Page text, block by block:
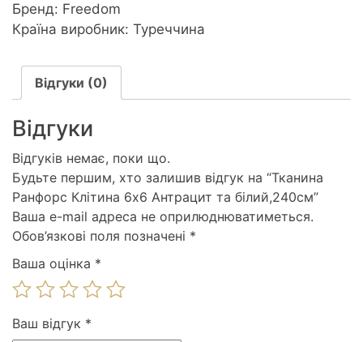
Бренд: Freedom
Країна виробник: Туреччина
Відгуки (0)
Відгуки
Відгуків немає, поки що.
Будьте першим, хто залишив відгук на “Тканина
Ранфорс Клітина 6х6 Антрацит та білий,240см”
Ваша e-mail адреса не оприлюднюватиметься.
Обов’язкові поля позначені *
Ваша оцінка *
Ваш відгук *